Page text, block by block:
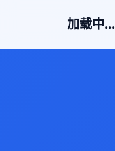
加载中...